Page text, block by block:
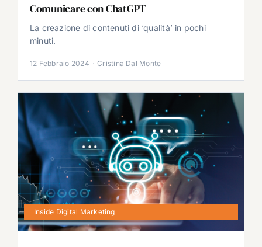
Comunicare con ChatGPT
La creazione di contenuti di ‘qualità’ in pochi
minuti.
12 Febbraio 2024 · Cristina Dal Monte
Inside Digital Marketing